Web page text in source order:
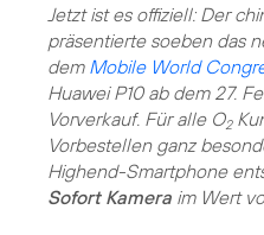
Jetzt ist es offiziell: Der
präsentierte soeben das
dem Mobile World
Huawei P10 ab dem 27.
Vorverkauf. Für alle O2
Vorbestellen ganz
Highend-Smartphone
Sofort Kamera im Wert